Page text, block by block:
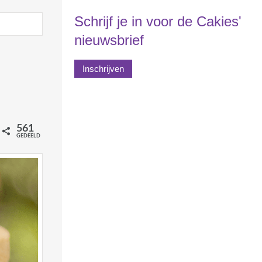
561
GEDEELD
Schrijf je in voor de Cakies'
nieuwsbrief
Inschrijven